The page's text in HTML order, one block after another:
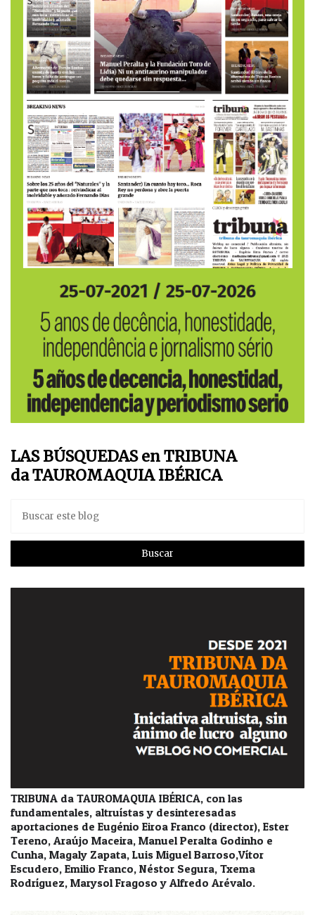
LAS BÚSQUEDAS en TRIBUNA
da TAUROMAQUIA IBÉRICA
TRIBUNA da TAUROMAQUIA IBÉRICA, con las
fundamentales, altruístas y desinteresadas
aportaciones de Eugénio Eiroa Franco (director), Ester
Tereno, Araújo Maceira, Manuel Peralta Godinho e
Cunha, Magaly Zapata, Luis Miguel Barroso,Vítor
Escudero, Emilio Franco, Néstor Segura, Txema
Rodríguez, Marysol Fragoso y Alfredo Arévalo.